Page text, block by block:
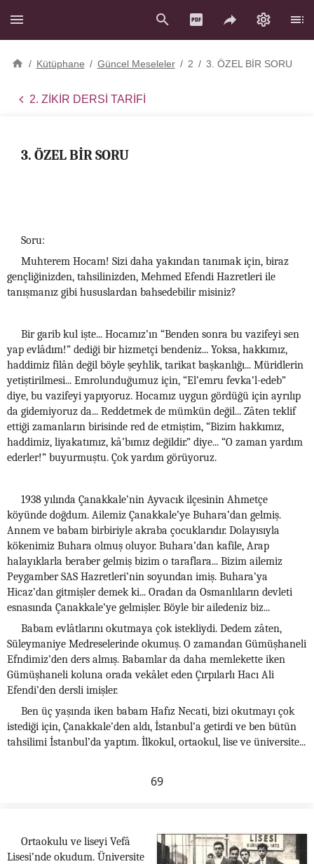
/ Kütüphane / Güncel Meseleler / 2 / 3. ÖZEL BİR SORU
2. ZİKİR DERSİ TARİFİ
3. ÖZEL BİR SORU
Soru:
Muhterem Hocam! Sizi daha yakından tanımak için, biraz
gençliğinizden, tahsilinizden, Mehmed Efendi Hazretleri ile
tanışmanız gibi hususlardan bahsedebilir misiniz?
Bir garib kul işte... Hocamız’ın “Benden sonra bu vazifeyi sen
yap evlâdım!” dediği bir hizmetçi bendeniz... Yoksa, hakkımız,
haddimiz filân değil böyle şeyhlik, tarikat başkanlığı... Müridlerin
yetiştirilmesi... Emrolunduğumuz için, “El’emru fevka’l-edeb”
diye, bu vazifeyi yapıyoruz. Hocamız uygun gördüğü için ayrılıp
da gidemiyoruz da... Reddetmek de mümkün değil... Zâten teklif
ettiği zamanların birisinde red de etmiştim, “Bizim hakkımız,
haddimiz, liyakatımız, kâ’bımız değildir.” diye... “O zaman yardım
ederler!” buyurmuştu. Çok yardım görüyoruz.
1938 yılında Çanakkale’nin Ayvacık ilçesinin Ahmetçe
köyünde doğdum. Ailemiz Çanakkale’ye Buhara’dan gelmiş.
Annem ve babam birbiriyle akraba çocuklarıdır. Dolayısıyla
kökenimiz Buhara olmuş oluyor. Buhara’dan kafile, Arap
halayıklarla beraber gelmiş bizim o taraflara... Bizim ailemiz
Peygamber SAS Hazretleri’nin soyundan imiş. Buhara’ya
Hicaz’dan gitmişler demek ki... Oradan da Osmanlıların devleti
esnasında Çanakkale’ye gelmişler. Böyle bir ailedeniz biz...
Babam evlâtlarını okutmaya çok istekliydi. Dedem zâten,
Süleymaniye Medreselerinde okumuş. O zamandan Gümüşhaneli
Efndimiz’den ders almış. Babamlar da daha memlekette iken
Gümüşhaneli koluna orada vekâlet eden Çırpılarlı Hacı Ali
Efendi’den dersli imişler.
Ben üç yaşında iken babam Hafız Necati, bizi okutmayı çok
istediği için, Çanakkale’den aldı, İstanbul’a getirdi ve ben bütün
tahsilimi İstanbul’da yaptım. İlkokul, ortaokul, lise ve üniversite...
69
Ortaokulu ve liseyi Vefâ
Lisesi’nde okudum. Üniversite